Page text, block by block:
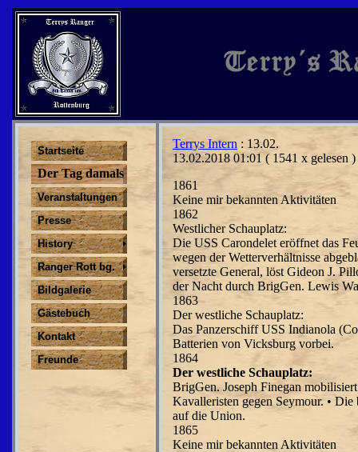
Startseite
Der Tag damals
Veranstaltungen
Presse
History
Ranger Rott bg.
Bildgalerie
Gästebuch
Kontakt
Freunde
Terrys Intern : 13.02.
13.02.2018 01:01 ( 1541 x gelesen )
1861
Keine mir bekannten Aktivitäten
1862
Westlicher Schauplatz:
Die USS Carondelet eröffnet das
wegen der Wetterverhältnisse
versetzte General, löst Gideon J.
der Nacht durch BrigGen. Lewis
1863
Der westliche Schauplatz:
Das Panzerschiff USS Indianola
Batterien von Vicksburg vorbei.
1864
Der westliche Schauplatz:
BrigGen. Joseph Finegan
Kavalleristen gegen Seymour. •
auf die Union.
1865
Keine mir bekannten Aktivitäten